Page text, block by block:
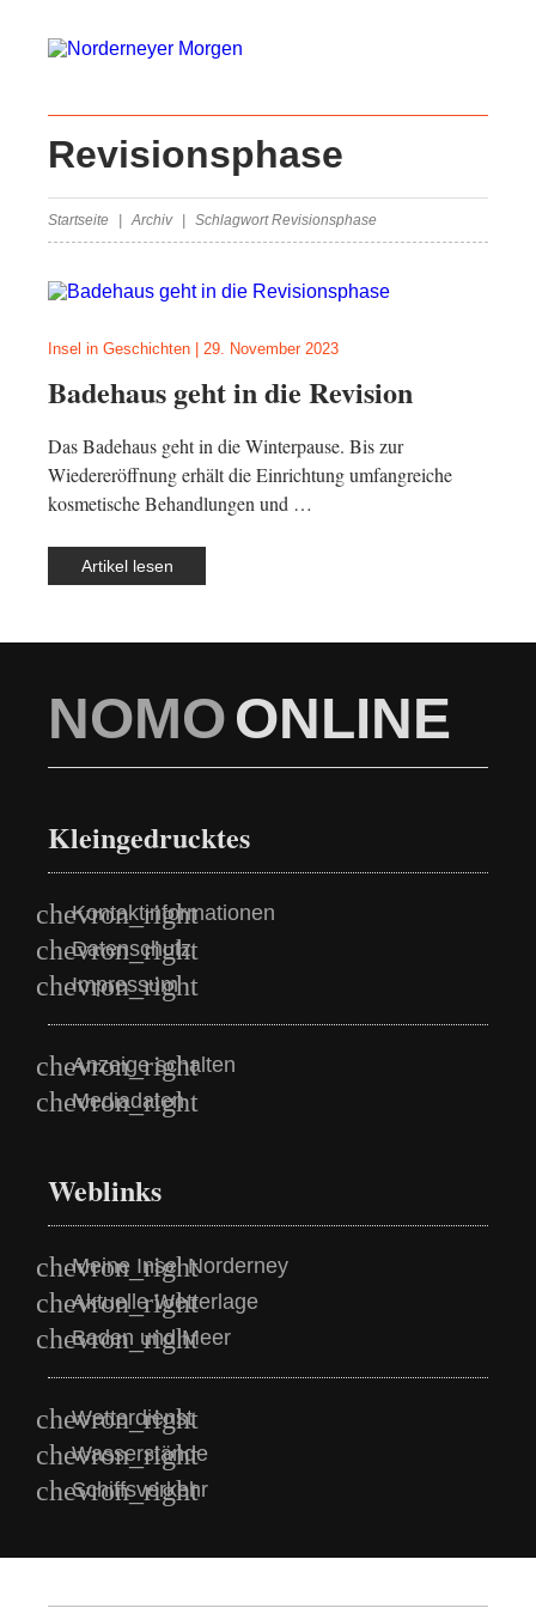
Revisionsphase
Startseite Archiv Schlagwort Revisionsphase
Insel in Geschichten 29. November 2023
Badehaus geht in die Revision
Das Badehaus geht in die Winterpause. Bis zur
Wiedereröffnung erhält die Einrichtung umfangreiche
kosmetische Behandlungen und …
Artikel lesen
NOMOONLINE
Kleingedrucktes
Kontaktinformationen
Datenschutz
Impressum
Anzeige schalten
Mediadaten
Weblinks
Meine Insel Norderney
Aktuelle Wetterlage
Baden und Meer
Wetterdienst
Wasserstände
Schiffsverkehr